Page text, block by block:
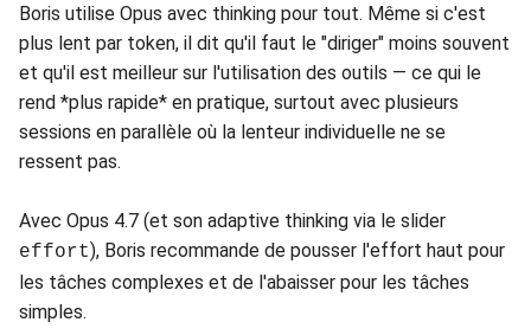
Boris utilise Opus avec thinking pour tout. Même si c'est
plus lent par token, il dit qu'il faut le "diriger" moins souvent
et qu'il est meilleur sur l'utilisation des outils — ce qui le
rend *plus rapide* en pratique, surtout avec plusieurs
sessions en parallèle où la lenteur individuelle ne se
ressent pas.
Avec Opus 4.7 (et son adaptive thinking via le slider
effort), Boris recommande de pousser l'effort haut pour
les tâches complexes et de l'abaisser pour les tâches
simples.